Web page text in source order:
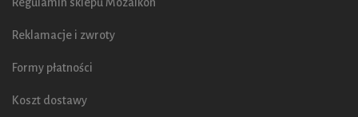
Reklamacje i zwroty
Formy płatności
Koszt dostawy